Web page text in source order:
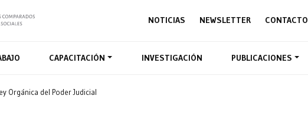
NOTICIAS NEWSLETTER CONTACTO
CAPACITACIÓN INVESTIGACIÓN PUBLICACIONES
Orgánica del Poder Judicial